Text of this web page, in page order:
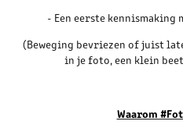
- Een eerste
(Beweging bevriezen of juist
in je foto, een klein
Waarom